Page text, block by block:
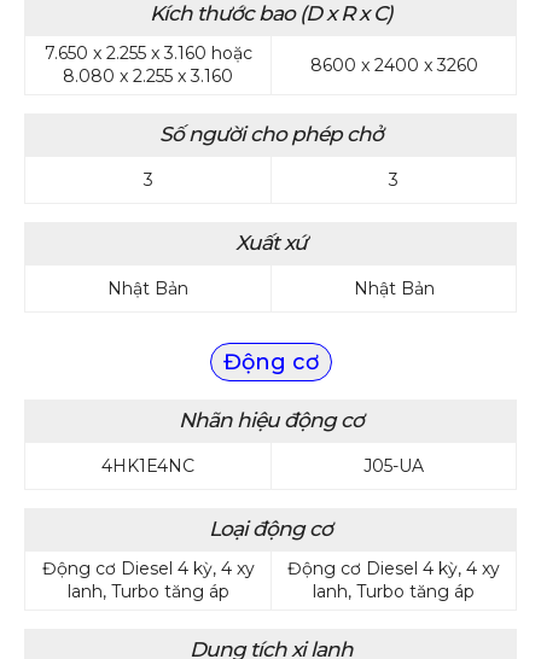
Kích thước bao (D x R x C)
7.650 x 2.255 x 3.160 hoặc
8.080 x 2.255 x 3.160
8600 x 2400 x 3260
Số người cho phép chở
3 3
Xuất xứ
Nhật Bản Nhật Bản
Động cơ
Nhãn hiệu động cơ
4HK1E4NC J05-UA
Loại động cơ
Động cơ Diesel 4 kỳ, 4 xy
lanh, Turbo tăng áp
Động cơ Diesel 4 kỳ, 4 xy
lanh, Turbo tăng áp
Dung tích xi lanh